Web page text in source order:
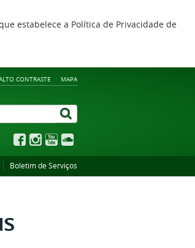
estabelece a Política de Privacidade de
CONTRASTE MAPA
Boletim de Serviços